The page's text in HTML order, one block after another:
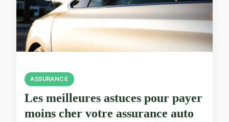
ASSURANCE
Les meilleures astuces pour payer
moins cher votre assurance auto